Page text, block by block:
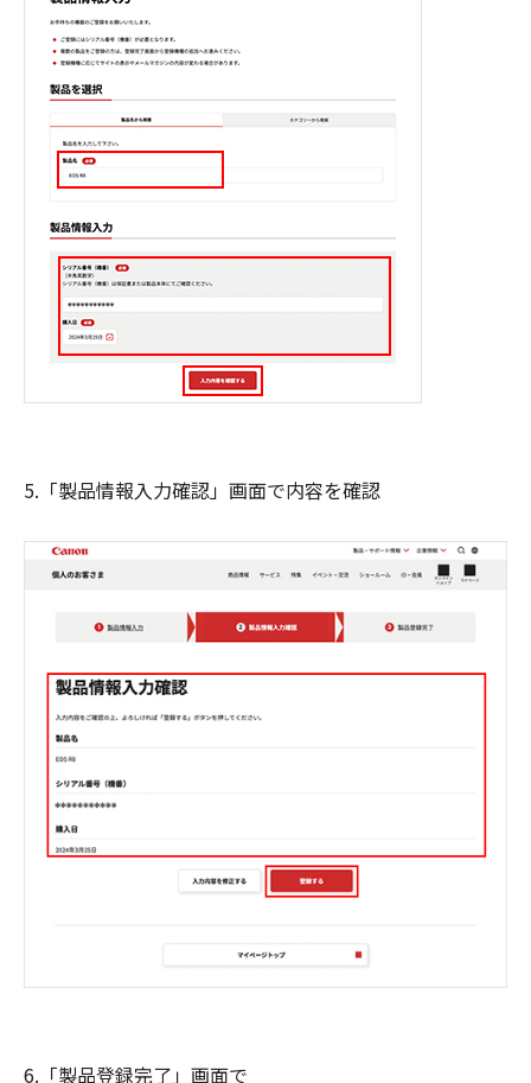
5.「製品情報入力確認」画面で内容を確認
6.「製品登録完了」画面で